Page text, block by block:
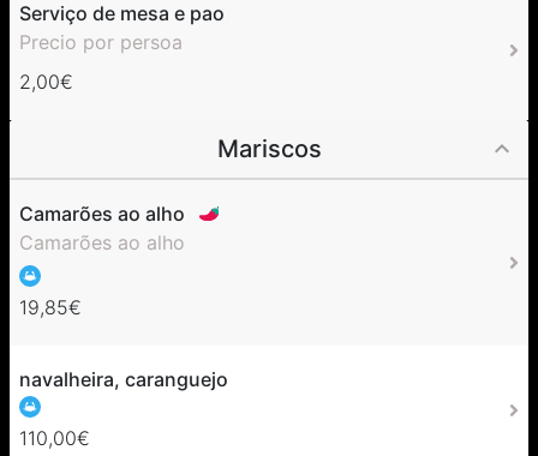
Serviço de mesa e pao
Precio por persoa
2,00€
Mariscos
Camarões ao alho
Camarões ao alho
19,85€
navalheira, caranguejo
110,00€